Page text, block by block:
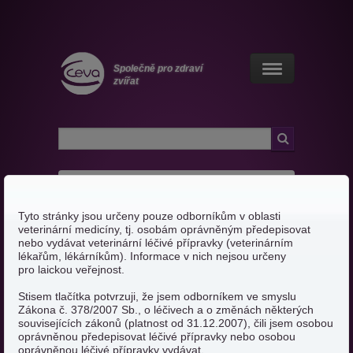
Společně pro zdraví
zvířat
Blechy, klíšťata a jiní paraziti
Klíšťata
Údaje o účinku - klíšťata
Pakomáři
Údaje o účinku - pakomáři
Search
for
Námitky vůči
Vectra® 3D
Často kladené otázky ohledně
Vectra® 3D klientama.
Tyto stránky jsou určeny pouze odborníkům v oblasti
veterinární medicíny, tj. osobám oprávněným předepisovat
nebo vydávat veterinární léčivé přípravky (veterinárním
lékařům, lékárníkům). Informace v nich nejsou určeny
pro laickou veřejnost.
Stisem tlačítka potvrzuji, že jsem odborníkem ve smyslu
Zákona č. 378/2007 Sb., o léčivech a o změnách některých
souvisejících zákonů (platnost od 31.12.2007), čili jsem osobou
oprávněnou předepisovat léčivé přípravky nebo osobou
oprávněnou léčivé přípravky vydávat.